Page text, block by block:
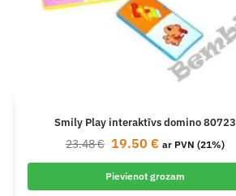
Smily Play interaktīvs domino 80723
23.48€ 19.50 € ar PVN (21%)
Pievienot grozam